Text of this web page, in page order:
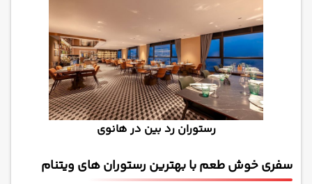
رستوران رد بین در هانوی
سفری خوش طعم با بهترین رستوران های ویتنام